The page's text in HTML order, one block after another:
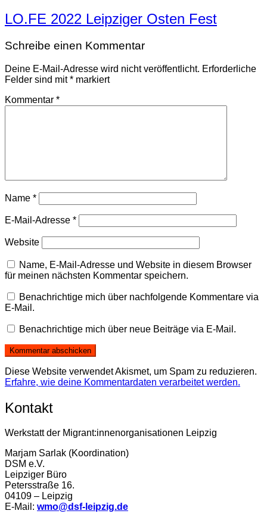
LO.FE 2022 Leipziger Osten Fest
Schreibe einen Kommentar
Deine E-Mail-Adresse wird nicht veröffentlicht. Erforderliche
Felder sind mit* markiert
Kommentar *
Name *
E-Mail-Adresse *
Website
Name, E-Mail-Adresse und Website in diesem Browser
für meinen nächsten Kommentar speichern.
Benachrichtige mich über nachfolgende Kommentare via
E-Mail.
Benachrichtige mich über neue Beiträge via E-Mail.
Diese Website verwendet Akismet, um Spam zu reduzieren.
Erfahre, wie deine Kommentardaten verarbeitet werden.
Kontakt
Werkstatt der Migrant:innenorganisationen Leipzig
Marjam Sarlak (Koordination)
DSM e.V.
Leipziger Büro
Petersstraße 16.
04109 – Leipzig
E-Mail: wmo@dsf-leipzig.de